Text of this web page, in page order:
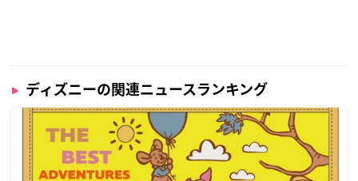
ディズニーの関連ニュースランキング